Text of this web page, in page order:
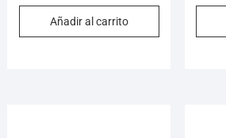
Añadir al carrito